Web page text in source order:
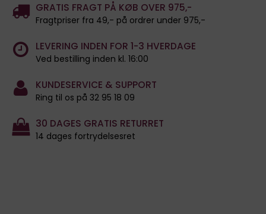
GRATIS FRAGT PÅ KØB OVER 975,-
Fragtpriser fra 49,- på ordrer under 975,-
LEVERING INDEN FOR 1-3 HVERDAGE
Ved bestilling inden kl. 16:00
KUNDESERVICE & SUPPORT
Ring til os på 32 95 18 09
30 DAGES GRATIS RETURRET
14 dages fortrydelsesret